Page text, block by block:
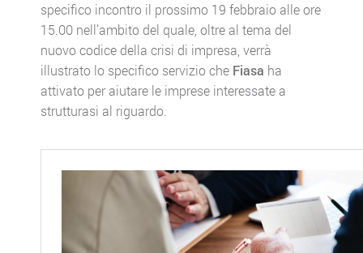
specifico incontro il prossimo 19 febbraio alle ore
15.00 nell’ambito del quale, oltre al tema del
nuovo codice della crisi di impresa, verrà
illustrato lo specifico servizio che Fiasa ha
attivato per aiutare le imprese interessate a
strutturasi al riguardo.